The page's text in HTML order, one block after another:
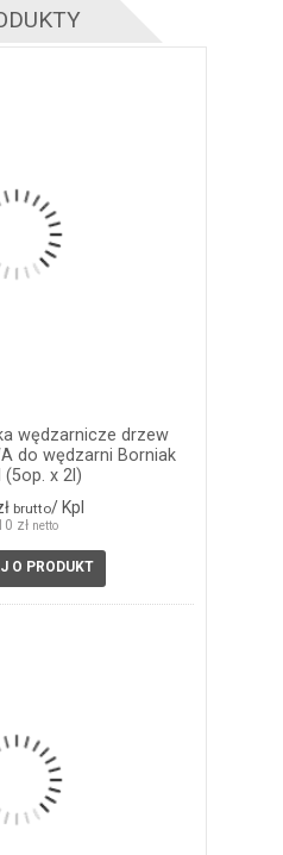
wędzarnicze drzew
do wędzarni Borniak
(5op. x 2l)
brutto/ Kpl
zł netto
O PRODUKT